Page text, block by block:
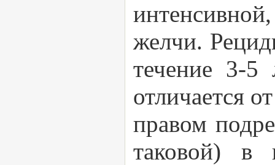
желчи.
течение 3-5
отличается
правом
таковой) в